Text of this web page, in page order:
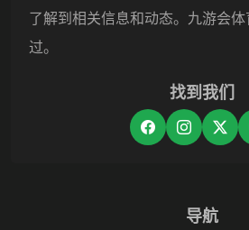
了解到相关信息和动态。九游会
过。
找到我们
导航